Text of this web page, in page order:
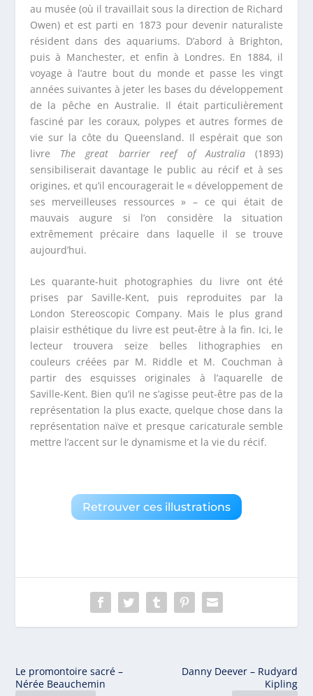
au musée (où il travaillait sous la direction de Richard
Owen) et est parti en 1873 pour devenir naturaliste
résident dans des aquariums. D’abord à Brighton,
puis à Manchester, et enfin à Londres. En 1884, il
voyage à l’autre bout du monde et passe les vingt
années suivantes à jeter les bases du développement
de la pêche en Australie. Il était particulièrement
fasciné par les coraux, polypes et autres formes de
vie sur la côte du Queensland. Il espérait que son
livre The great barrier reef of Australia (1893)
sensibiliserait davantage le public au récif et à ses
origines, et qu’il encouragerait le « développement de
ses merveilleuses ressources » – ce qui était de
mauvais augure si l’on considère la situation
extrêmement précaire dans laquelle il se trouve
aujourd’hui.
Les quarante-huit photographies du livre ont été
prises par Saville-Kent, puis reproduites par la
London Stereoscopic Company. Mais le plus grand
plaisir esthétique du livre est peut-être à la fin. Ici, le
lecteur trouvera seize belles lithographies en
couleurs créées par M. Riddle et M. Couchman à
partir des esquisses originales à l’aquarelle de
Saville-Kent. Bien qu’il ne s’agisse peut-être pas de la
représentation la plus exacte, quelque chose dans la
représentation naïve et presque caricaturale semble
mettre l’accent sur le dynamisme et la vie du récif.
Retrouver ces illustrations
Le promontoire sacré –
Nérée Beauchemin
Danny Deever – Rudyard
Kipling